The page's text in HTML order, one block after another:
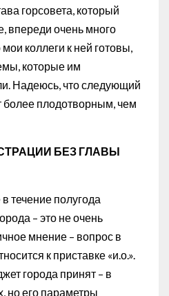
горсовета, который
впереди очень много
коллеги к ней готовы,
которые им
Надеюсь, что следующий
более плодотворным, чем
БЕЗ ГЛАВЫ
течение полугода
– это не очень
мнение – вопрос в
к приставке «и.о.».
города принят – в
но его параметры